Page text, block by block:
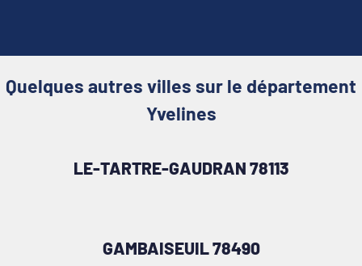
Quelques autres villes sur le département
Yvelines
LE-TARTRE-GAUDRAN 78113
GAMBAISEUIL 78490